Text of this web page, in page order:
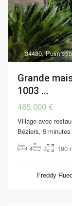
34480,
Grande
1003 ...
485,000 €
Village avec
Béziers, 5
4
3 190
Freddy